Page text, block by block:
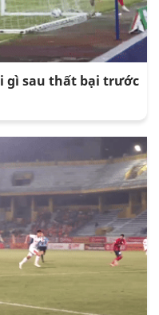
gì sau thất bại trước